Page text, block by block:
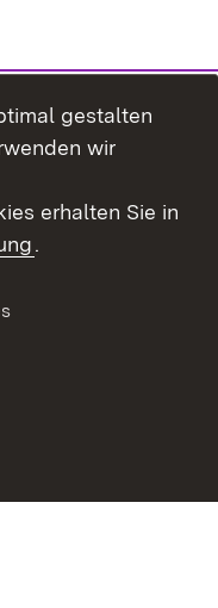
zur
gestalten
wir
erhalten Sie in
.